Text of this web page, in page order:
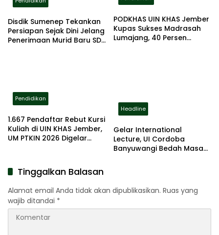
Disdik Sumenep Tekankan
Persiapan Sejak Dini Jelang
Penerimaan Murid Baru SD
PODKHAS UIN KHAS Jember
Kupas Sukses Madrasah
Lumajang, 40 Persen
Pendidikan
1.667 Pendaftar Rebut Kursi
Kuliah di UIN KHAS Jember,
UM PTKIN 2026 Digelar
Headline
Gelar International
Lecture, UI Cordoba
Banyuwangi Bedah Masa
Tinggalkan Balasan
Alamat email Anda tidak akan dipublikasikan. Ruas yang
wajib ditandai *